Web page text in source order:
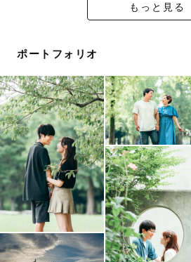
※南大阪以外の大阪・奈良・京都
能となります。
交通費が往復3000円を超過する場
く場合がございます。
※撮影場所への確認のお願い
施設・公園等撮影希望の場所が決
に撮影可能か施設へのお問い合わ
撮影の申請が必要な場所につきま
もっと見る
ポートフォリオ